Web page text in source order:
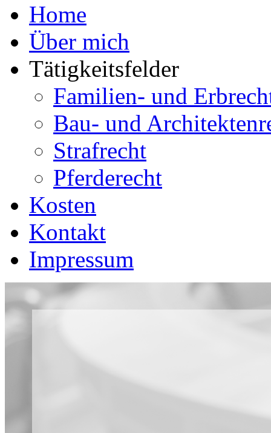
Home
Über mich
Tätigkeitsfelder
Familien- und
Bau- und
Strafrecht
Pferderecht
Kosten
Kontakt
Impressum